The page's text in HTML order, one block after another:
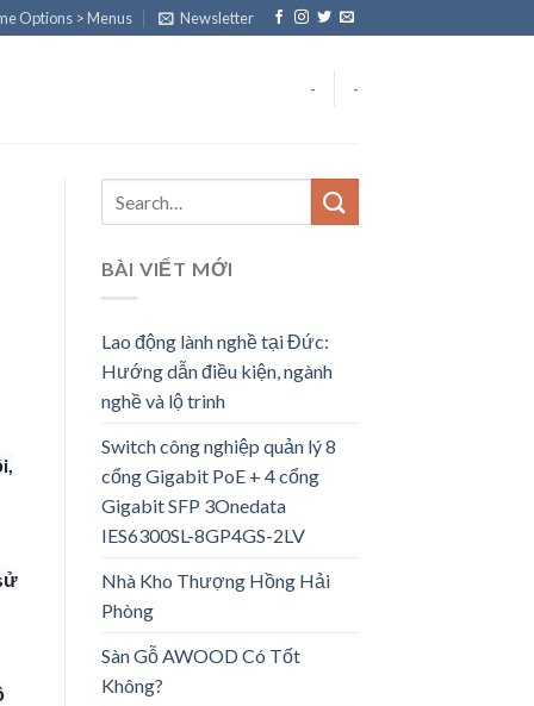
Options > Menus Newsletter
- -
BÀI VIẾT MỚI
Lao động lành nghề tại Đức:
Hướng dẫn điều kiện, ngành
nghề và lộ trình
Switch công nghiệp quản lý 8
cổng Gigabit PoE + 4 cổng
Gigabit SFP 3Onedata
IES6300SL-8GP4GS-2LV
Nhà Kho Thượng Hồng Hải
Phòng
Sàn Gỗ AWOOD Có Tốt
Không?